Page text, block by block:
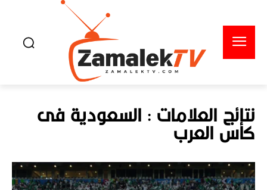
نتائج العلامات : السعودية فى
كأس العرب